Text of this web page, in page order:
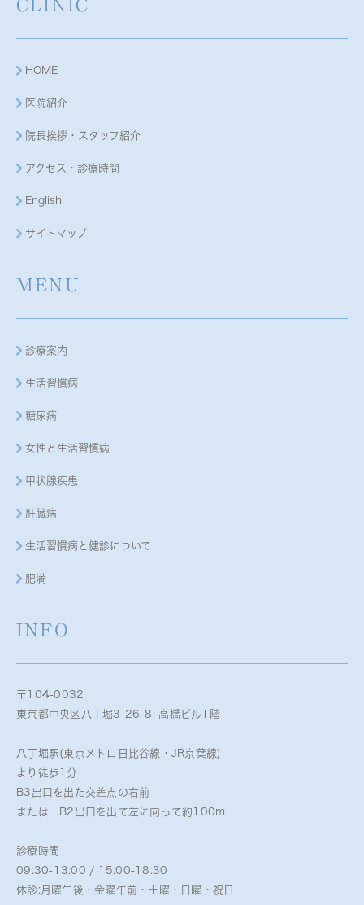
CLINIC
HOME
医院紹介
院長挨拶・スタッフ紹介
アクセス・診療時間
English
サイトマップ
MENU
診療案内
生活習慣病
糖尿病
女性と生活習慣病
甲状腺疾患
肝臓病
生活習慣病と健診について
肥満
INFO
〒104-0032
東京都中央区八丁堀3-26-8 高橋ビル1階
八丁堀駅(東京メトロ日比谷線・JR京葉線)
より徒歩1分
B3出口を出た交差点の右前
または B2出口を出て左に向って約100m
診療時間
09:30-13:00 / 15:00-18:30
休診:月曜午後・金曜午前・土曜・日曜・祝日